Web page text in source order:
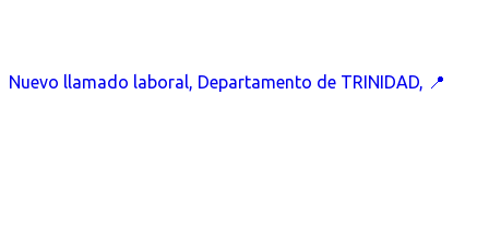
Nuevo llamado laboral, Departamento de TRINIDAD, 📍